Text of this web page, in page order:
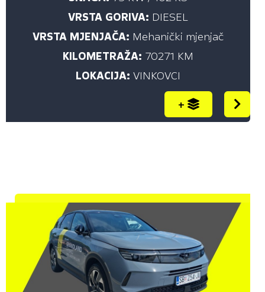
VRSTA GORIVA: DIESEL
VRSTA MJENJAČA: Mehanički mjenjač
KILOMETRAŽA: 70271 KM
LOKACIJA: VINKOVCI
+